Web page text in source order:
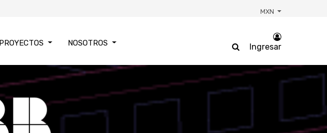
MXN
NOSOTROS Ingresar